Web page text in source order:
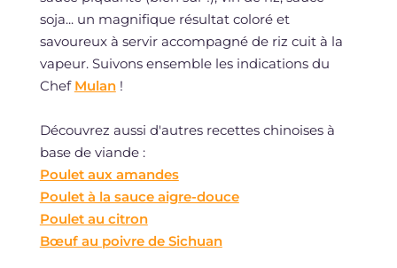
soja... un magnifique résultat coloré et
savoureux à servir accompagné de riz cuit à la
vapeur. Suivons ensemble les indications du
Chef Mulan!
Découvrez aussi d'autres recettes chinoises à
base de viande :
Poulet aux amandes
Poulet à la sauce aigre-douce
Poulet au citron
Bœuf au poivre de Sichuan